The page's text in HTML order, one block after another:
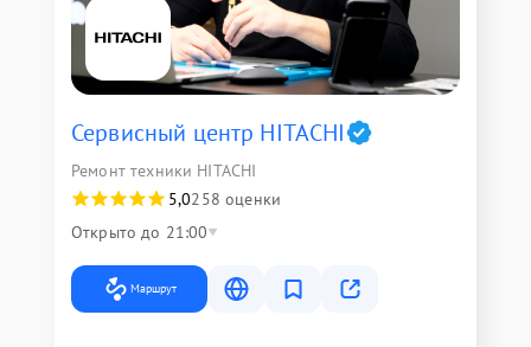
Сервисный центр HITACHI
Ремонт техники HITACHI
5,0258 оценки
Открыто до 21:00
Маршрут